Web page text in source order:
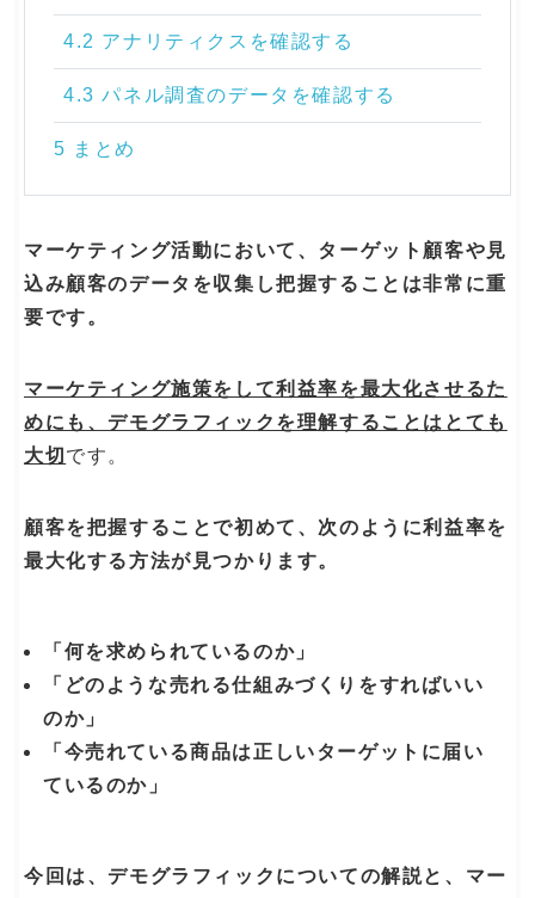
4.2 アナリティクスを確認する
4.3 パネル調査のデータを確認する
5 まとめ
マーケティング活動において、ターゲット顧客や見
込み顧客のデータを収集し把握することは非常に重
要です。
マーケティング施策をして利益率を最大化させるた
めにも、デモグラフィックを理解することはとても
大切 です。
顧客を把握することで初めて、次のように利益率を
最大化する方法が見つかります。
「何を求められているのか」
「どのような売れる仕組みづくりをすればいい
のか」
「今売れている商品は正しいターゲットに届い
ているのか」
今回は、デモグラフィックについての解説と、マー